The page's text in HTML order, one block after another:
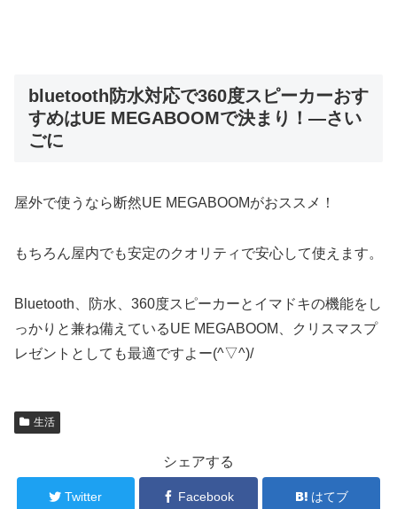
bluetooth防水対応で360度スピーカーおす
すめはUE MEGABOOMで決まり！―さい
ごに
屋外で使うなら断然UE MEGABOOMがおススメ！
もちろん屋内でも安定のクオリティで安心して使えます。
Bluetooth、防水、360度スピーカーとイマドキの機能をし
っかりと兼ね備えているUE MEGABOOM、クリスマスプ
レゼントとしても最適ですよー(^▽^)/
生活
シェアする
Twitter Facebook はてブ